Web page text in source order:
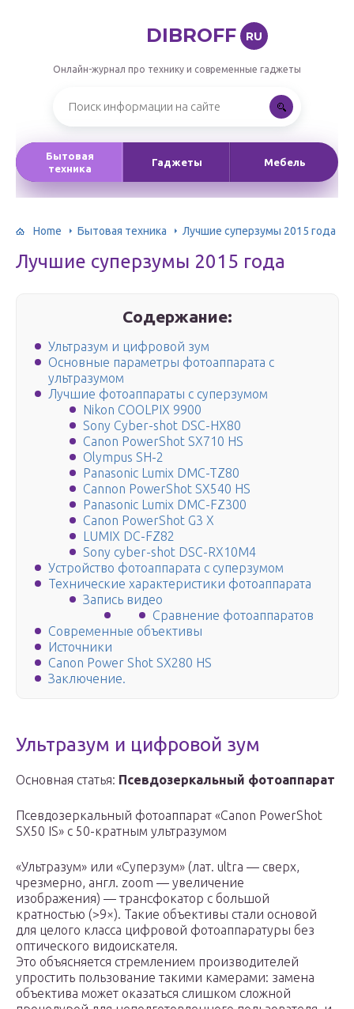
DIBROFF RU
Онлайн-журнал про технику и современные гаджеты
Бытовая
техника
Гаджеты Мебель
Home Бытовая техника Лучшие суперзумы 2015 года
Лучшие суперзумы 2015 года
Содержание:
Ультразум и цифровой зум
Основные параметры фотоаппарата с
ультразумом
Лучшие фотоаппараты с суперзумом
Nikon COOLPIX 9900
Sony Cyber-shot DSC-HX80
Canon PowerShot SX710 HS
Olympus SH-2
Panasonic Lumix DMC-TZ80
Cannon PowerShot SX540 HS
Panasonic Lumix DMC-FZ300
Canon PowerShot G3 X
LUMIX DC-FZ82
Sony cyber-shot DSC-RX10M4
Устройство фотоаппарата с суперзумом
Технические характеристики фотоаппарата
Запись видео
Сравнение фотоаппаратов
Современные объективы
Источники
Canon Power Shot SX280 HS
Заключение.
Ультразум и цифровой зум
Основная статья: Псевдозеркальный фотоаппарат
Псевдозеркальный фотоаппарат «Canon PowerShot
SX50 IS» с 50-кратным ультразумом
«Ультразум» или «Суперзум» (лат. ultra — сверх,
чрезмерно, англ. zoom — увеличение
изображения) — трансфокатор с большой
кратностью (>9×). Такие объективы стали основой
для целого класса цифровой фотоаппаратуры без
оптического видоискателя.
Это объясняется стремлением производителей
упростить пользование такими камерами: замена
объектива может оказаться слишком сложной